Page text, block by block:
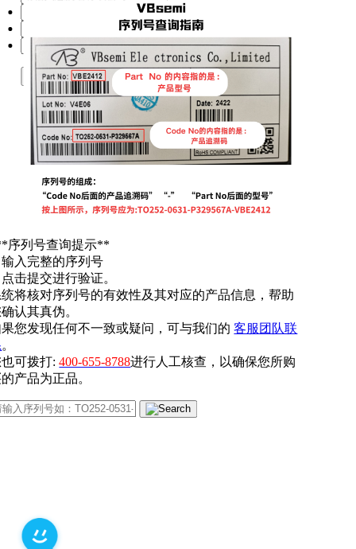
提交
序列号查询提示**
输入完整的序列号
点击提交进行验证。
将核对序列号的有效性及其对应的产品信息，帮助
认其真伪。
您发现任何不一致或疑问，可与我们的客服团队联
。
也可拨打:400-655-8788进行人工核查，以确保您所购
产品为正品。